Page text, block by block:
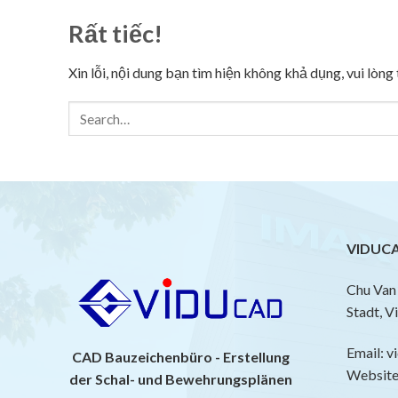
Rất tiếc!
Xin lỗi, nội dung bạn tìm hiện không khả dụng, vui
CAD Bauzeichenbüro - Erstellung
der Schal- und Bewehrungsplänen
Chu
Stadt,
Email: